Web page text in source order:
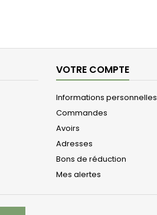
VOTRE COMPTE
Informations personnelles
Commandes
Avoirs
Adresses
Bons de réduction
Mes alertes